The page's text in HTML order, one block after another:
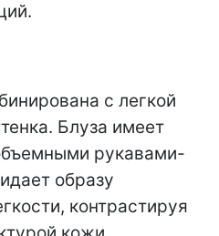
с легкой
Блуза имеет
рукавами-
образу
контрастируя